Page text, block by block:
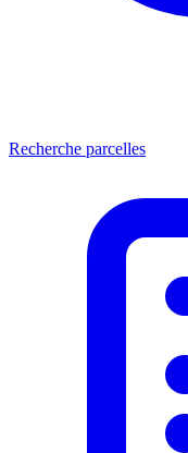
Recherche parcelles